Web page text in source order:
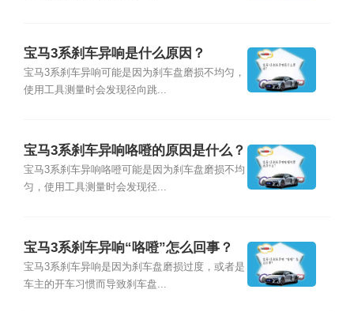
宝马3系刹车异响是什么原因？
宝马3系刹车异响可能是因为刹车盘磨损不均匀，
使用工具测量时会发现径向跳...
宝马3系刹车异响咯噔的原因是什么？
宝马3系刹车异响咯噔可能是因为刹车盘磨损不均
匀，使用工具测量时会发现径...
宝马3系刹车异响“咯噔”怎么回事？
宝马3系刹车异响是因为刹车盘磨损过度，或者是
车主的开车习惯而导致刹车盘...